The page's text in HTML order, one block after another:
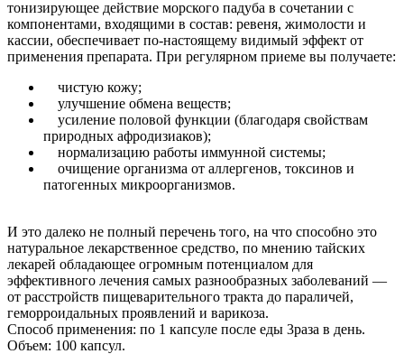
тонизирующее действие морского падуба в сочетании с
компонентами, входящими в состав: ревеня, жимолости и
кассии, обеспечивает по-настоящему видимый эффект от
применения препарата. При регулярном приеме вы получаете:
чистую кожу;
улучшение обмена веществ;
усиление половой функции (благодаря свойствам
природных афродизиаков);
нормализацию работы иммунной системы;
очищение организма от аллергенов, токсинов и
патогенных микроорганизмов.
И это далеко не полный перечень того, на что способно это
натуральное лекарственное средство, по мнению тайских
лекарей обладающее огромным потенциалом для
эффективного лечения самых разнообразных заболеваний —
от расстройств пищеварительного тракта до параличей,
геморроидальных проявлений и варикоза.
Способ применения: по 1 капсуле после еды 3раза в день.
Объем: 100 капсул.